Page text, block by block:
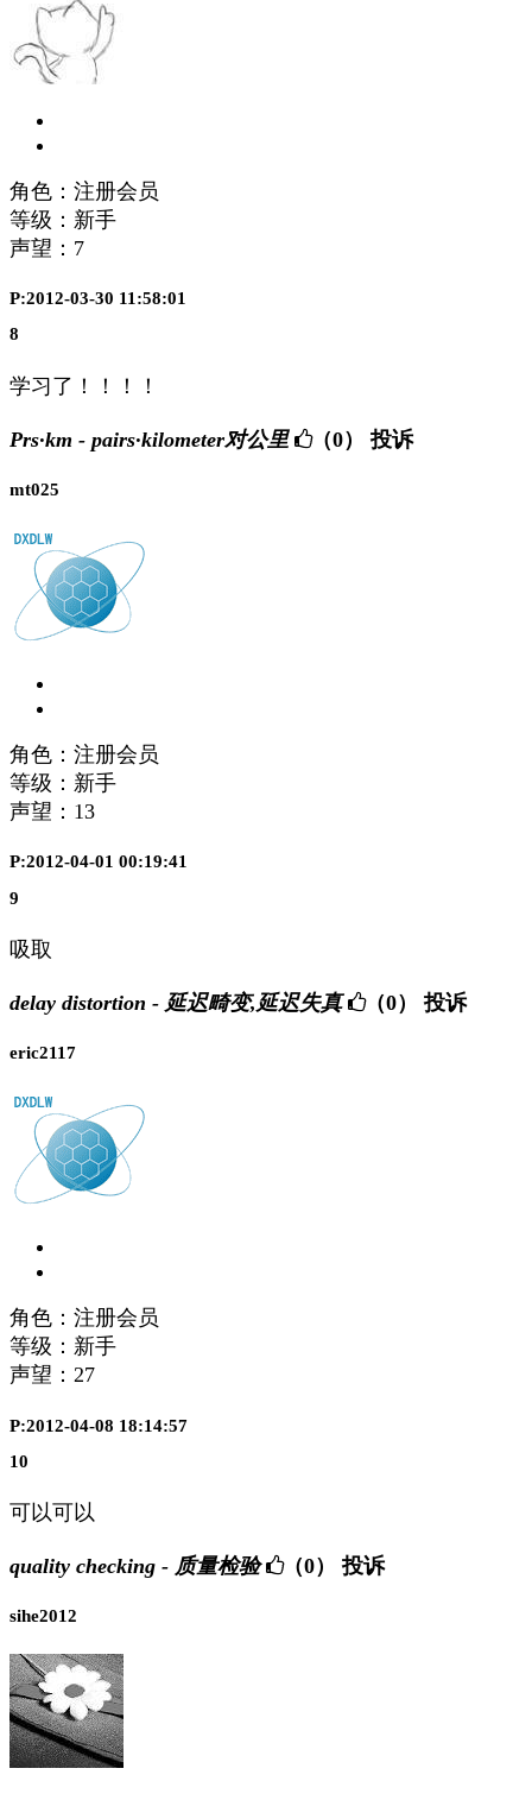
角色：注册会员
等级：新手
声望： 7
P:2012-03-30 11:58:01
8
学习了！！！！
Prs·km - pairs·kilometer对公里 （0） 投诉
mt025
角色：注册会员
等级：新手
声望： 13
P:2012-04-01 00:19:41
9
吸取
delay distortion - 延迟畸变,延迟失真 （0） 投诉
eric2117
角色：注册会员
等级：新手
声望： 27
P:2012-04-08 18:14:57
10
可以可以
quality checking - 质量检验 （0） 投诉
sihe2012